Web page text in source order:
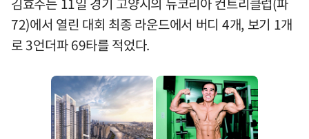
72)에서 열린 대회 최종 라운드에서 버디 4개, 보기 1개
로 3언더파 69타를 적었다.